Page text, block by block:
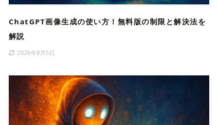
ChatGPT画像生成の使い方！無料版の制限と解決法を
解説
2026年8月5日